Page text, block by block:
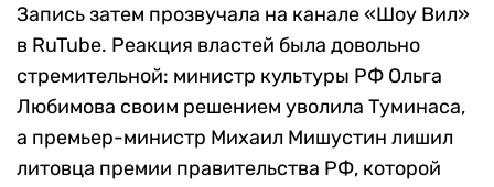
Запись затем прозвучала на канале «Шоу Вил»
в RuTube. Реакция властей была довольно
стремительной: министр культуры РФ Ольга
Любимова своим решением уволила Туминаса,
а премьер-министр Михаил Мишустин лишил
литовца премии правительства РФ, которой